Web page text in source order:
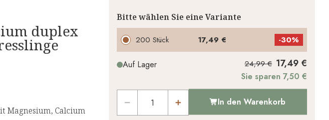
duplex
Magnesium, Calcium
Bitte wählen Sie eine Variante
200 Stück 17,49 € -30%
Auf Lager 24,99 € 17,49 €
Sie sparen 7,50 €
In den Warenkorb